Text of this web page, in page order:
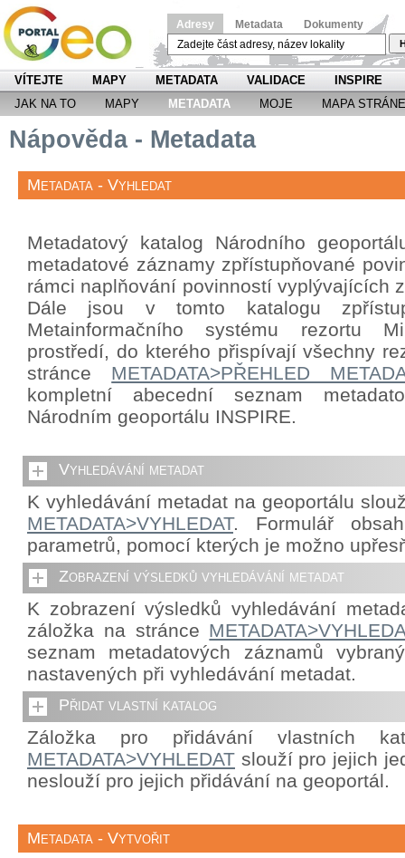
Adresy Metadata Dokumenty
VÍTEJTE MAPY METADATA VALIDACE
INSPIRE
JAK NA TO
MAPY METADATA MOJE MAPA
Nápověda - Metadata
Metadata - Vyhledat
Metadatový katalog Národního
metadatové záznamy zpřístupňované
rámci naplňování povinností vyplývajících
Dále jsou v tomto katalogu
Metainformačního systému rezortu
prostředí, do kterého přispívají všechny
stránce METADATA>PŘEHLED
kompletní abecední seznam
Národním geoportálu INSPIRE.
Vyhledávání metadat
K vyhledávání metadat na geoportálu
METADATA>VYHLEDAT. Formulář
parametrů, pomocí kterých je možno
Zobrazení výsledků vyhledávání metadat
K zobrazení výsledků vyhledávání
záložka na stránce
seznam metadatových záznamů
nastavených při vyhledávání metadat.
Přidat vlastní katalog
Záložka pro přidávání vlastních
METADATA>VYHLEDAT slouží pro jejich
neslouží pro jejich přidávání na geoportál.
Metadata - Vytvořit